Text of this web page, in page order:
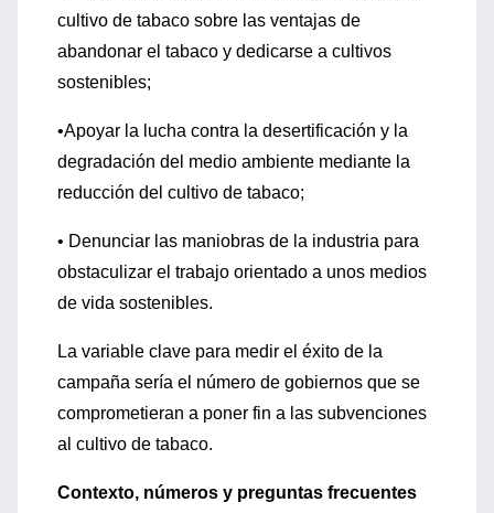
cultivo de tabaco sobre las ventajas de
abandonar el tabaco y dedicarse a cultivos
sostenibles;
•Apoyar la lucha contra la desertificación y la
degradación del medio ambiente mediante la
reducción del cultivo de tabaco;
• Denunciar las maniobras de la industria para
obstaculizar el trabajo orientado a unos medios
de vida sostenibles.
La variable clave para medir el éxito de la
campaña sería el número de gobiernos que se
comprometieran a poner fin a las subvenciones
al cultivo de tabaco.
Contexto, números y preguntas frecuentes